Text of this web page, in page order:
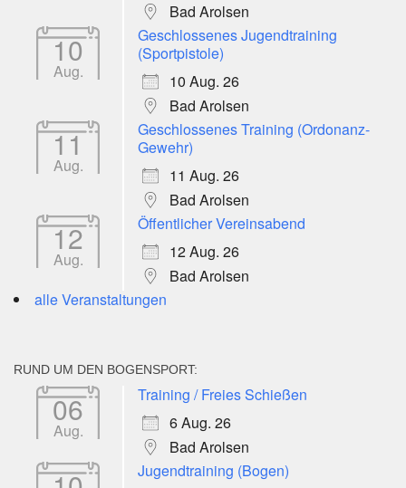
Bad Arolsen
10
Aug.
Geschlossenes Jugendtraining
(Sportpistole)
10 Aug. 26
Bad Arolsen
11
Aug.
Geschlossenes Training (Ordonanz-
Gewehr)
11 Aug. 26
Bad Arolsen
12
Aug.
Öffentlicher Vereinsabend
12 Aug. 26
Bad Arolsen
alle Veranstaltungen
RUND UM DEN BOGENSPORT:
06
Aug.
Training / Freies Schießen
6 Aug. 26
Bad Arolsen
Jugendtraining (Bogen)